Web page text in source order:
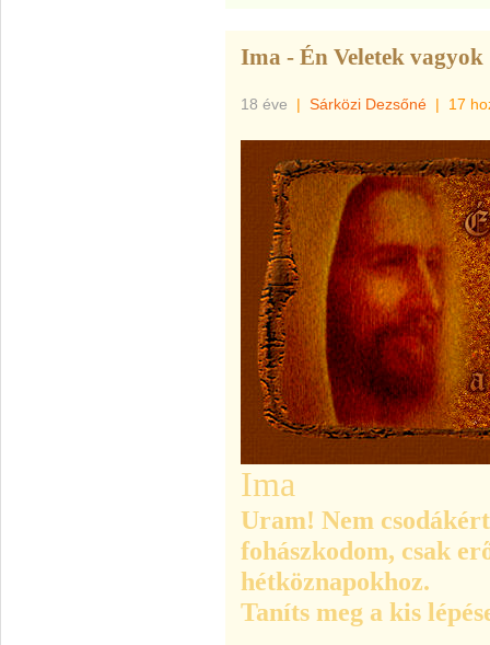
Ima - Én Veletek vagyok
18 éve | Sárközi Dezsőné | 17
Ima
Uram! Nem
fohászkodom, csak
hétköznapokhoz.
Taníts meg a kis